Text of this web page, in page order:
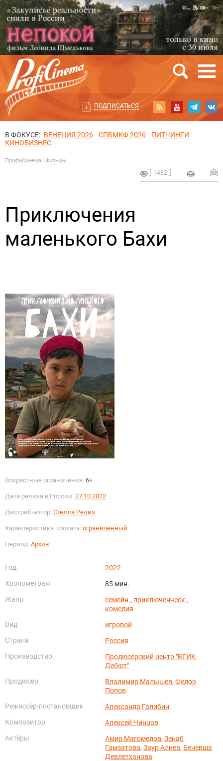
ПОДПИСАТЬСЯ
В ФОКУСЕ: ВЕНЕЦИЯ 2026 СПБМКФ 2026
ПИТЧИНГИ
КИНОБИЗНЕС
ПрофиСинема Фильмы.
1482
Приключения
маленького Бахи
Возрастные ограничения: 6+
Дата релиза в России: 27.10.2022
Дистрибьютор: Стелла Релиз
Характеристика проката: ограниченный
Период: Архив
Год
2022
Хронометраж
85 мин.
Жанр
семейн., приключенческ.,
комедия
Вид
игровой
Страна
Россия
Производство
Продюсерский центр "ВГИК-
Дебют"
Продюсер
Владимир Малышев,Федор
Попов
Режиссёр-постановщик
Александр Галибин
Композитор
Алексей Чинцов
Актёры
Амир Магомедов,Зенаб
Гамзатова,Заур Алиев, Беневша
Девлетханова